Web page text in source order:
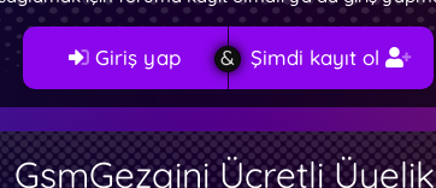
Giriş yap Şimdi kayıt ol
GsmGezgini Ücretli